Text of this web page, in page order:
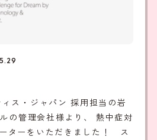
ス・ジャパン 採用担当の岩
の管理会社様より、 熱中症対
ターをいただきました！ ス